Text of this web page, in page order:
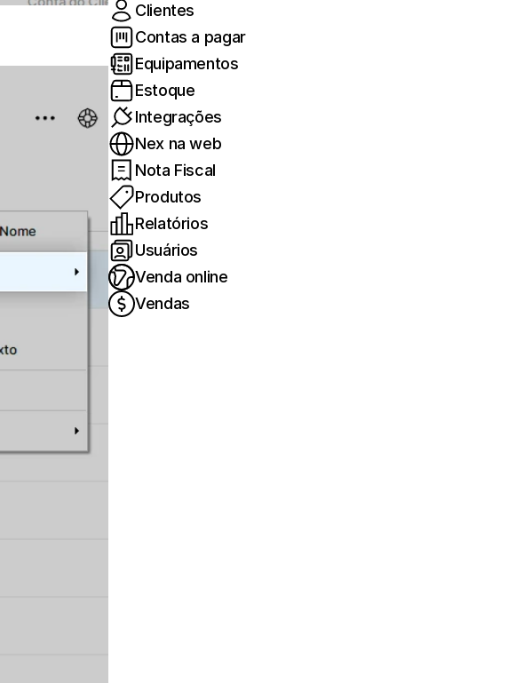
Clientes
Contas a pagar
Equipamentos
Estoque
Integrações
Nex na web
Nota Fiscal
Produtos
Relatórios
Usuários
Venda online
Vendas